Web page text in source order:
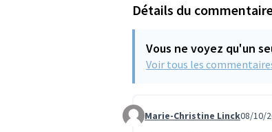
Détails du
Vous ne voyez qu'un
Voir tous les
Commentaire 882
Marie-Christine Linck08/10/